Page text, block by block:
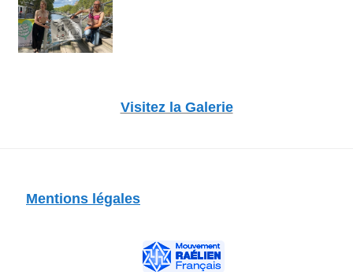
Visitez la Galerie
Mentions légales